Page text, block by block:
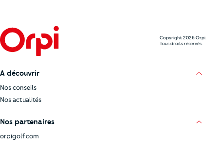
Copyright 2026 Orpi.
Tous droits réservés.
A découvrir
Nos conseils
Nos actualités
Nos partenaires
orpigolf.com